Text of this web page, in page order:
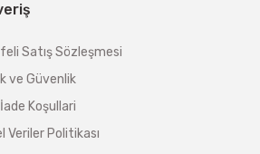
Satış Sözleşmesi
ve Güvenlik
Koşullari
Veriler Politikası